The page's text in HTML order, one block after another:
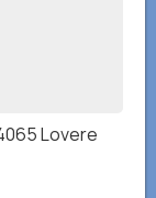
Lovere